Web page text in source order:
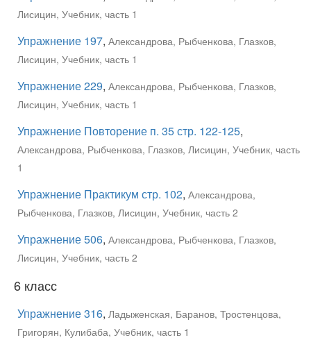
Лисицин, Учебник, часть 1
Упражнение 197, Александрова, Рыбченкова, Глазков,
Лисицин, Учебник, часть 1
Упражнение 229, Александрова, Рыбченкова, Глазков,
Лисицин, Учебник, часть 1
Упражнение Повторение п. 35 стр. 122-125,
Александрова, Рыбченкова, Глазков, Лисицин, Учебник, часть
1
Упражнение Практикум стр. 102, Александрова,
Рыбченкова, Глазков, Лисицин, Учебник, часть 2
Упражнение 506, Александрова, Рыбченкова, Глазков,
Лисицин, Учебник, часть 2
6 класс
Упражнение 316, Ладыженская, Баранов, Тростенцова,
Григорян, Кулибаба, Учебник, часть 1